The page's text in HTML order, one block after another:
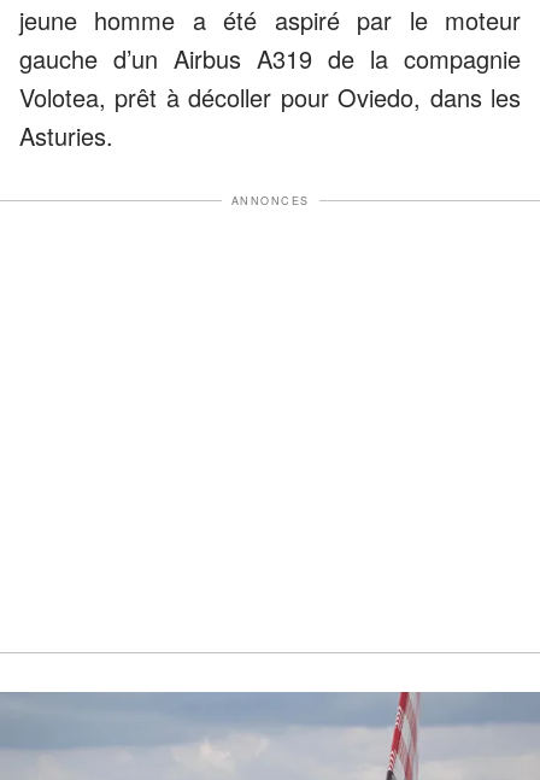
jeune homme a été aspiré par le moteur
gauche d’un Airbus A319 de la compagnie
Volotea, prêt à décoller pour Oviedo, dans les
Asturies.
ANNONCES